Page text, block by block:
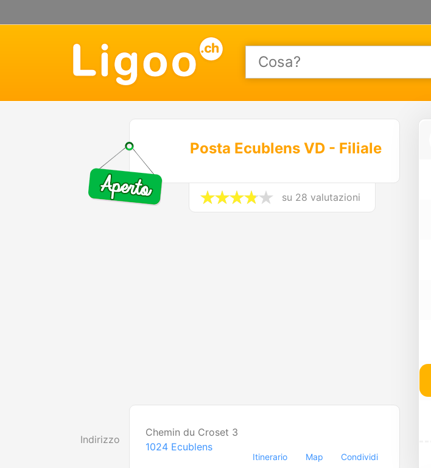
Posta Ecublens VD - Filiale
su 28 valutazioni
Indirizzo
Chemin du Croset 3
1024 Ecublens
Itinerario Map Condividi